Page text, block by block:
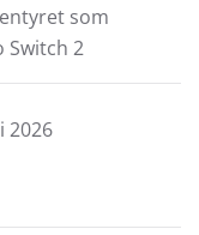
som
Switch 2
2026